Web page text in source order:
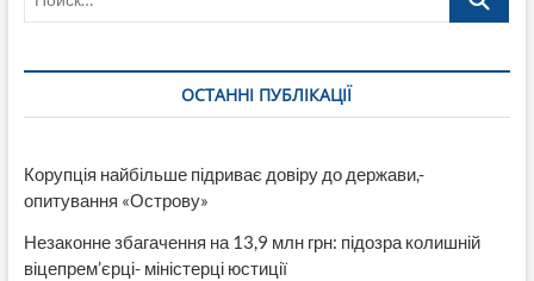
ОСТАННІ ПУБЛІКАЦІЇ
Корупція найбільше підриває довіру до держави,-
опитування «Острову»
Незаконне збагачення на 13,9 млн грн: підозра колишній
віцепрем’єрці- міністерці юстиції